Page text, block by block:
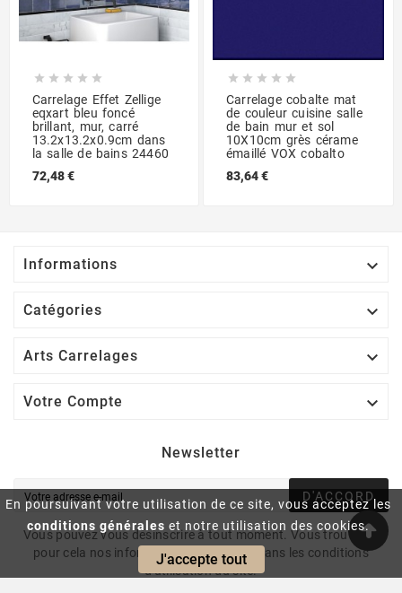
En poursuivant votre utilisation de ce site, vous acceptez les
conditions générales et notre utilisation des cookies.
J'accepte tout
    
Carrelage Effet Zellige
eqxart bleu foncé
brillant, mur, carré
13.2x13.2x0.9cm dans
la salle de bains 24460
72,48 €
    
Carrelage cobalte mat
de couleur cuisine salle
de bain mur et sol
10X10cm grès cérame
émaillé VOX cobalto
83,64 €
Informations 
Catégories 
Arts Carrelages 
Votre Compte 
Newsletter
D'ACCORD
Vous pouvez vous désinscrire à tout moment. Vous trouverez
pour cela nos informations de contact dans les conditions
d'utilisation du site.